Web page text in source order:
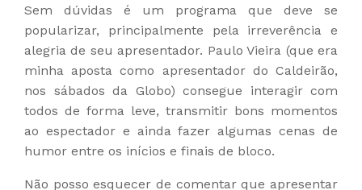
Sem dúvidas é um programa que deve se
popularizar, principalmente pela irreverência e
alegria de seu apresentador. Paulo Vieira (que era
minha aposta como apresentador do Caldeirão,
nos sábados da Globo) consegue interagir com
todos de forma leve, transmitir bons momentos
ao espectador e ainda fazer algumas cenas de
humor entre os inícios e finais de bloco.
Não posso esquecer de comentar que apresentar